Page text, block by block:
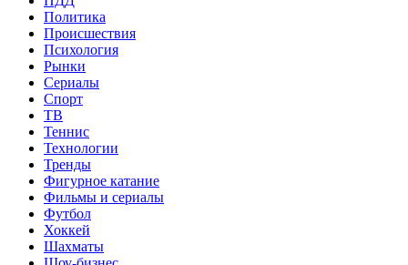
Политика
Происшествия
Психология
Рынки
Сериалы
Спорт
ТВ
Теннис
Технологии
Тренды
Фигурное катание
Фильмы и сериалы
Футбол
Хоккей
Шахматы